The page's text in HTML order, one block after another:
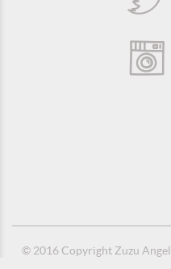
© 2016 Copyright Zuzu Angel